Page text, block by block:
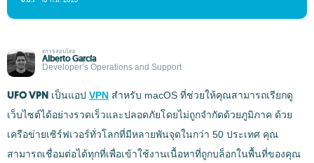
ตรวจสอบโดย
Alberto García
Developer’s Operations and Support
UFO VPN เป็นแอป VPN สำหรับ macOS ที่ช่วยให้คุณสามารถเรียกดู
เว็บไซต์ได้อย่างรวดเร็วและปลอดภัยโดยไม่ถูกจำกัดด้วยภูมิภาค ด้วย
เครือข่ายเซิร์ฟเวอร์ทั่วโลกที่มีหลายพันจุดในกว่า 50 ประเทศ คุณ
สามารถเชื่อมต่อได้ทุกที่เพื่อเข้าใช้งานเนื้อหาที่ถูกบล็อกในพื้นที่ของคุณ